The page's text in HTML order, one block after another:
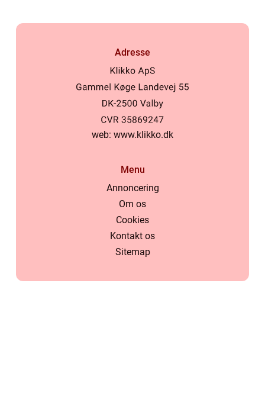
Adresse
web: www.klikko.dk
Menu
Annoncering
Om os
Cookies
Kontakt os
Sitemap